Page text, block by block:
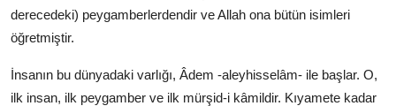
derecedeki) peygamberlerdendir ve Allah ona bütün isimleri
öğretmiştir.
İnsanın bu dünyadaki varlığı, Âdem -aleyhisselâm- ile başlar. O,
ilk insan, ilk peygamber ve ilk mürşid-i kâmildir. Kıyamete kadar